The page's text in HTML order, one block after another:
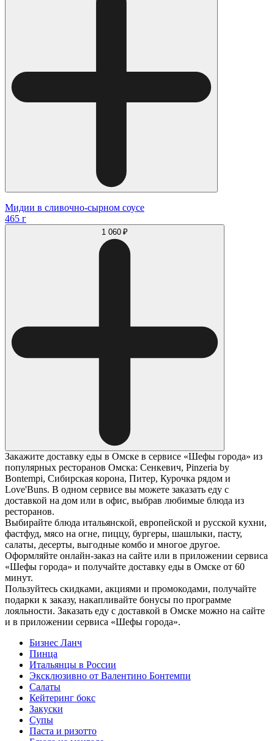
Мидии в сливочно-сырном соусе
465 г
1 060 ₽
Закажите доставку еды в Омске в сервисе «Шефы города» из
популярных ресторанов Омска: Сенкевич, Pinzeria by
Bontempi, Сибирская корона, Питер, Курочка рядом и
Love'Buns. В одном сервисе вы можете заказать еду с
доставкой на дом или в офис, выбрав любимые блюда из
ресторанов.
Выбирайте блюда итальянской, европейской и русской кухни,
фастфуд, мясо на огне, пиццу, бургеры, шашлыки, пасту,
салаты, десерты, выгодные комбо и многое другое.
Оформляйте онлайн-заказ на сайте или в приложении сервиса
«Шефы города» и получайте доставку еды в Омске от 60
минут.
Пользуйтесь скидками, акциями и промокодами, получайте
подарки к заказу, накапливайте бонусы по программе
лояльности. Заказать еду с доставкой в Омске можно на сайте
и в приложении сервиса «Шефы города».
Бизнес Ланч
Пинца
Итальянцы в России
Эксклюзивно от Валентино Бонтемпи
Салаты
Кейтеринг бокс
Закуски
Супы
Паста и ризотто